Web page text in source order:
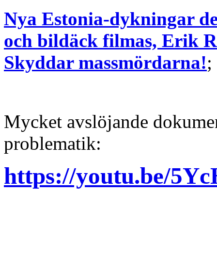
Nya Estonia-dykningar
och bildäck filmas, Erik
Skyddar massmördarna!;
Mycket avslöjande
problematik:
https://youtu.be/